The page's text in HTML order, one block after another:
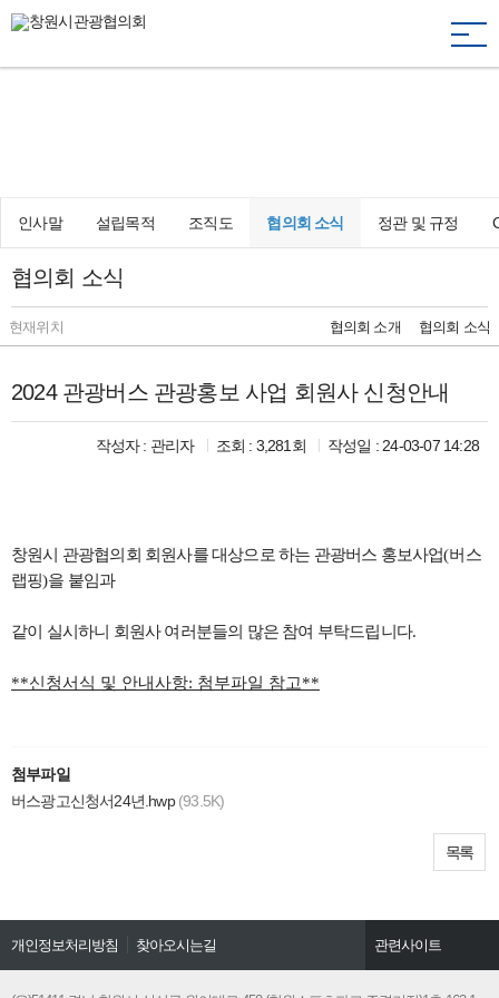
인사말 설립목적 조직도 협의회 소식 정관 및 규정
협의회 소식
현재위치 협의회 소개 협의회 소식
2024 관광버스 관광홍보 사업 회원사 신청안내
작성자 : 관리자 조회 : 3,281회 작성일 : 24-03-07 14:28
창원시 관광협의회 회원사를 대상으로 하는 관광버스 홍보사업(버스
랩핑)을 붙임과
같이 실시하니 회원사 여러분들의 많은 참여 부탁드립니다.
**신청서식 및 안내사항: 첨부파일 참고**
첨부파일
버스광고신청서24년.hwp (93.5K)
목록
개인정보처리방침 찾아오시는길 관련사이트
창원시문화관광